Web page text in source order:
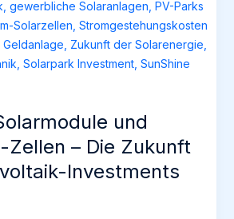
und
Zellen – Die Zukunft
Investments